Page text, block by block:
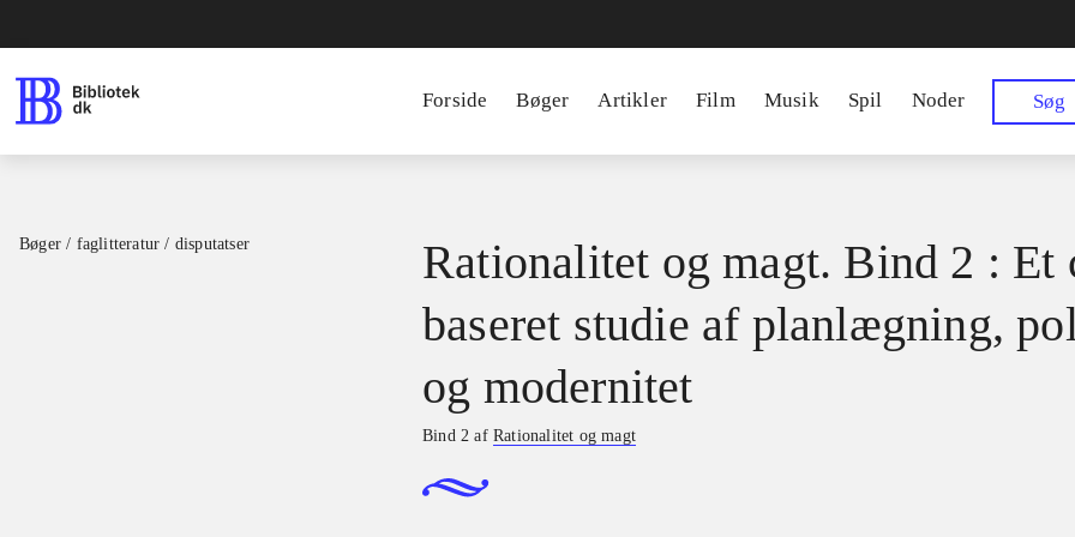
Forside Bøger Artikler Film Musik Spil Noder Søg
Bøger / faglitteratur / disputatser
Rationalitet og magt. Bind 2 : Et
baseret studie af planlægning,
og modernitet
Bind 2 afRationalitet og magt